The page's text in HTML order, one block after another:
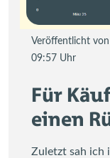
Veröffentlicht
09:57 Uhr
Für
einen
Zuletzt sah ich